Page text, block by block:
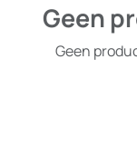
Geen
Geen